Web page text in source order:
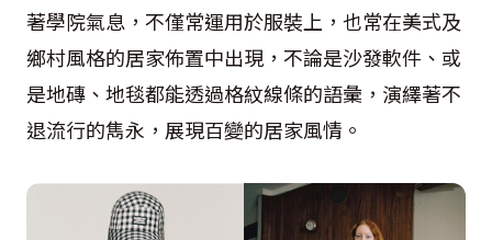
著學院氣息，不僅常運用於服裝上，也常在美式及
鄉村風格的居家佈置中出現，不論是沙發軟件、或
是地磚、地毯都能透過格紋線條的語彙，演繹著不
退流行的雋永，展現百變的居家風情。